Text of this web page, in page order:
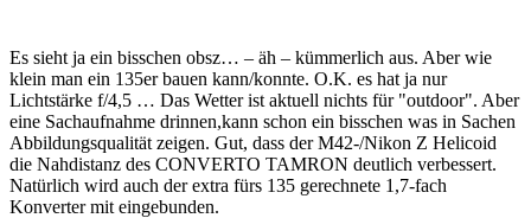
Es sieht ja ein bisschen obsz… – äh – kümmerlich aus. Aber wie
klein man ein 135er bauen kann/konnte. O.K. es hat ja nur
Lichtstärke f/4,5 … Das Wetter ist aktuell nichts für "outdoor". Aber
eine Sachaufnahme drinnen,kann schon ein bisschen was in Sachen
Abbildungsqualität zeigen. Gut, dass der M42-/Nikon Z Helicoid
die Nahdistanz des CONVERTO TAMRON deutlich verbessert.
Natürlich wird auch der extra fürs 135 gerechnete 1,7-fach
Konverter mit eingebunden.